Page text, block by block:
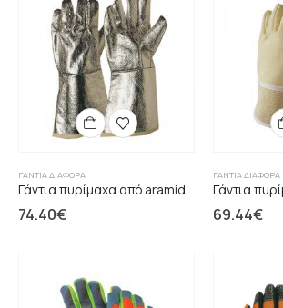
ΓΆΝΤΙΑ ΔΙΆΦΟΡΑ
74.40€
ΓΆΝΤΙΑ ΔΙΆΦΟΡΑ
69.44€